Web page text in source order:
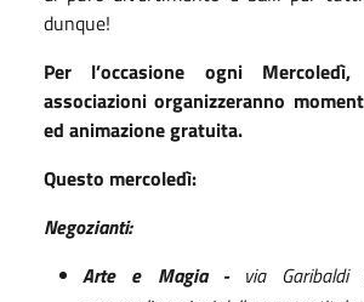
dunque!
Per l’occasione ogni
associazioni organizzeranno
ed animazione gratuita.
Questo mercoledì:
Negozianti:
Arte e Magia - via